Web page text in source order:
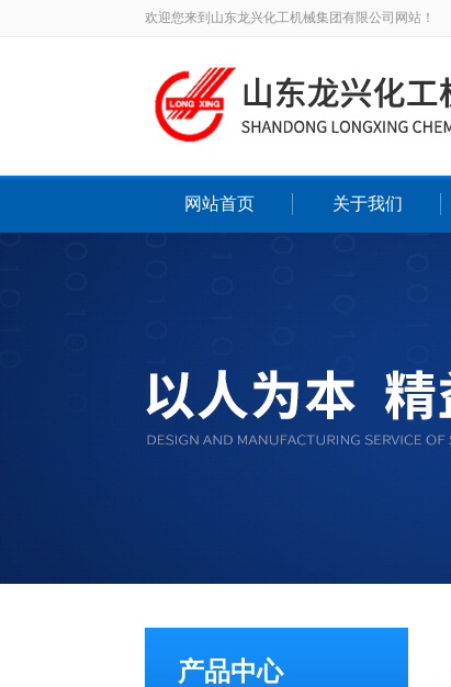
欢迎您来到山东龙兴化工机械集团有限公司网站！
网站首页 关于我们
产品中心